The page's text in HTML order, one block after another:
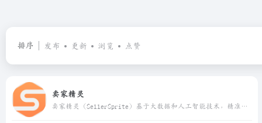
排序 发布 更新 浏览 点赞
卖家精灵
卖家精灵（SellerSprite）基于大数据和人工智能技术，精准查询每个产品的销量、关键词、自然搜索数据，为亚马逊跨境卖家提供一站式选品、市场分析、关键词优化、产品监控等软件工具，帮助亚马逊卖家验证选品思路，洞察竞品/变体的流量来源，优化listing和调整售卖策略，发现蓝海市场，打造潜力爆款